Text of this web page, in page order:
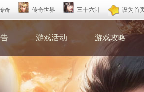
奇 传奇世界 三十六计 设为首
游戏活动 游戏攻略